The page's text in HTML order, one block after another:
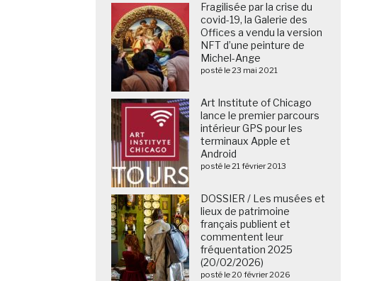
Fragilisée par la crise du
covid-19, la Galerie des
Offices a vendu la version
NFT d’une peinture de
Michel-Ange
posté le 23 mai 2021
Art Institute of Chicago
lance le premier parcours
intérieur GPS pour les
terminaux Apple et
Android
posté le 21 février 2013
DOSSIER / Les musées et
lieux de patrimoine
français publient et
commentent leur
fréquentation 2025
(20/02/2026)
posté le 20 février 2026